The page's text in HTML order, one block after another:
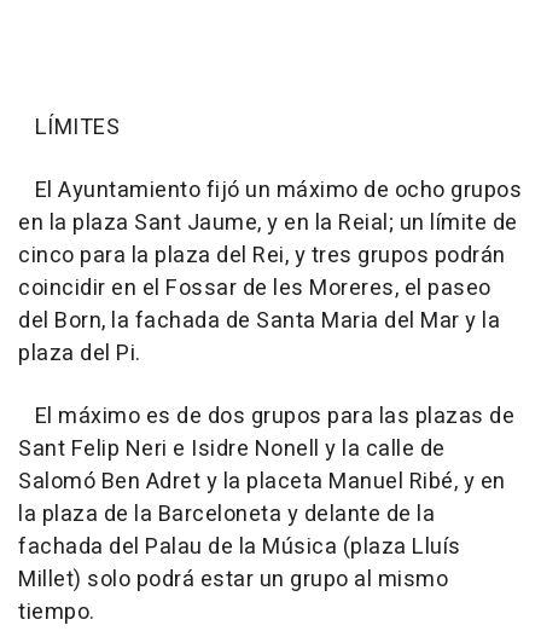
LÍMITES
El Ayuntamiento fijó un máximo de ocho grupos
en la plaza Sant Jaume, y en la Reial; un límite de
cinco para la plaza del Rei, y tres grupos podrán
coincidir en el Fossar de les Moreres, el paseo
del Born, la fachada de Santa Maria del Mar y la
plaza del Pi.
El máximo es de dos grupos para las plazas de
Sant Felip Neri e Isidre Nonell y la calle de
Salomó Ben Adret y la placeta Manuel Ribé, y en
la plaza de la Barceloneta y delante de la
fachada del Palau de la Música (plaza Lluís
Millet) solo podrá estar un grupo al mismo
tiempo.